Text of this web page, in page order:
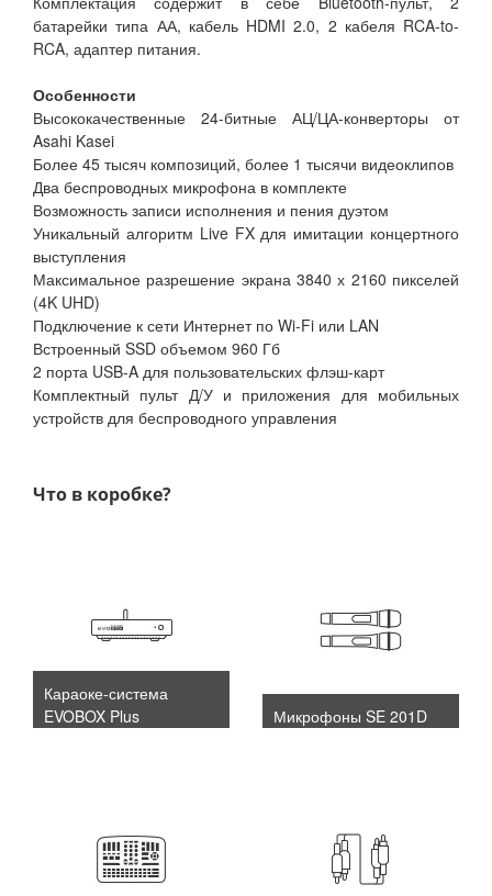
батарейки типа АА, кабель HDMI 2.0, 2 кабеля RCA-to-
RCA, адаптер питания.
Особенности
Высококачественные 24-битные АЦ/ЦА-конверторы от
Asahi Kasei
Более 45 тысяч композиций, более 1 тысячи видеоклипов
Два беспроводных микрофона в комплекте
Возможность записи исполнения и пения дуэтом
Уникальный алгоритм Live FX для имитации концертного
выступления
Максимальное разрешение экрана 3840 х 2160 пикселей
(4K UHD)
Подключение к сети Интернет по Wi-Fi или LAN
Встроенный SSD объемом 960 Гб
2 порта USB-A для пользовательских флэш-карт
Комплектный пульт Д/У и приложения для мобильных
устройств для беспроводного управления
Что в коробке?
Караоке-система
EVOBOX Plus
Микрофоны SE 201D